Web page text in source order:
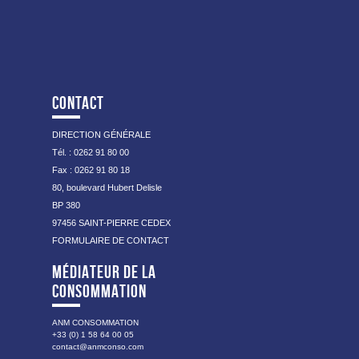
Contact : Christine LAGARRIGUE, Chef de Service
SAT TSA : 06 93 91 37 12 ou par mail accueil.sat-
Télécharger la brochure du_SAT TSA – 2017
CONTACT
DIRECTION GÉNÉRALE
Tél. : 0262 91 80 00
Fax : 0262 91 80 18
80, boulevard Hubert Delisle
BP 380
97456 SAINT-PIERRE CEDEX
FORMULAIRE DE CONTACT
MÉDIATEUR DE LA
CONSOMMATION
ANM CONSOMMATION
+33 (0) 1 58 64 00 05
contact@anmconso.com